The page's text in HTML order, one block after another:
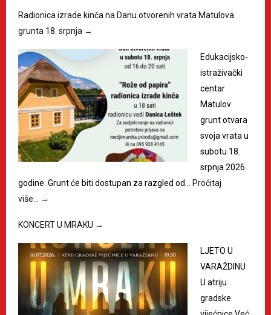
Radionica izrade kinča na Danu otvorenih vrata Matulova
grunta 18. srpnja →
Edukacijsko-
istraživački
centar
Matulov
grunt otvara
svoja vrata u
subotu 18.
srpnja 2026.
godine. Grunt će biti dostupan za razgled od…
Pročitaj
više…
→
KONCERT U MRAKU →
LJETO U
VARAŽDINU
U atriju
gradske